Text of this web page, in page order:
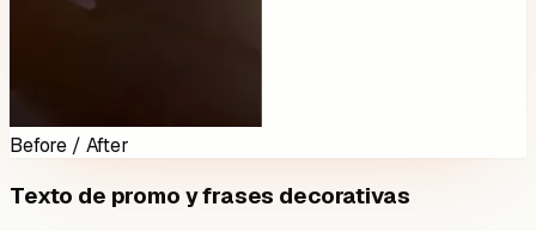
Before / After
Texto de promo y frases decorativas